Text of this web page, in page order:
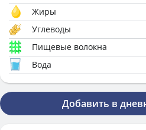
Жиры
Углеводы
Пищевые волокна
Вода
Добавить в